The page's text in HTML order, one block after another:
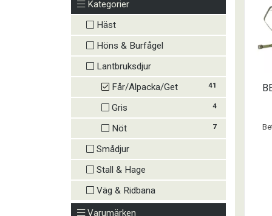
Kategorier
Häst
Höns & Burfågel
Lantbruksdjur
41
Får/Alpacka/Get
4
Gris
7
Nöt
Smådjur
Stall & Hage
Väg & Ridbana
Varumärken